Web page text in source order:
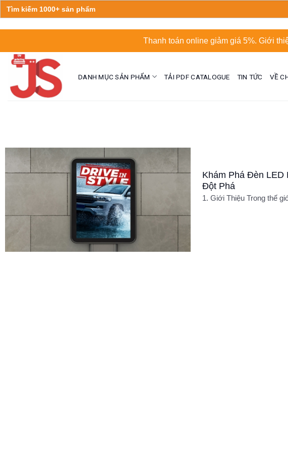
Search
for:
to
content
Thanh toán online giảm giá 5%. Giới
DANH MỤC SẢN PHẨM TẢI PDF CATALOGUE TIN TỨC VỀ
Khám Phá Đèn LED
Đột Phá
1. Giới Thiệu Trong thế